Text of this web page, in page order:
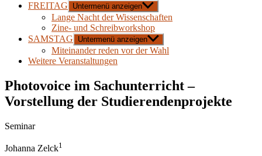
FREITAG
Untermenü anzeigen
Lange Nacht der Wissenschaften
Zine- und Schreibworkshop
SAMSTAG
Untermenü anzeigen
Miteinander reden vor der Wahl
Weitere Veranstaltungen
Photovoice im Sachunterricht –
Vorstellung der Studierendenprojekte
Seminar
Johanna Zelck1